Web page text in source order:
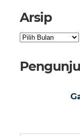
Arsip
Arsip